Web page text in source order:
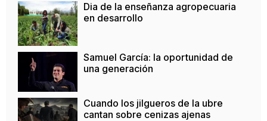
Dia de la enseñanza agropecuaria
en desarrollo
Samuel García: la oportunidad de
una generación
Cuando los jilgueros de la ubre
cantan sobre cenizas ajenas